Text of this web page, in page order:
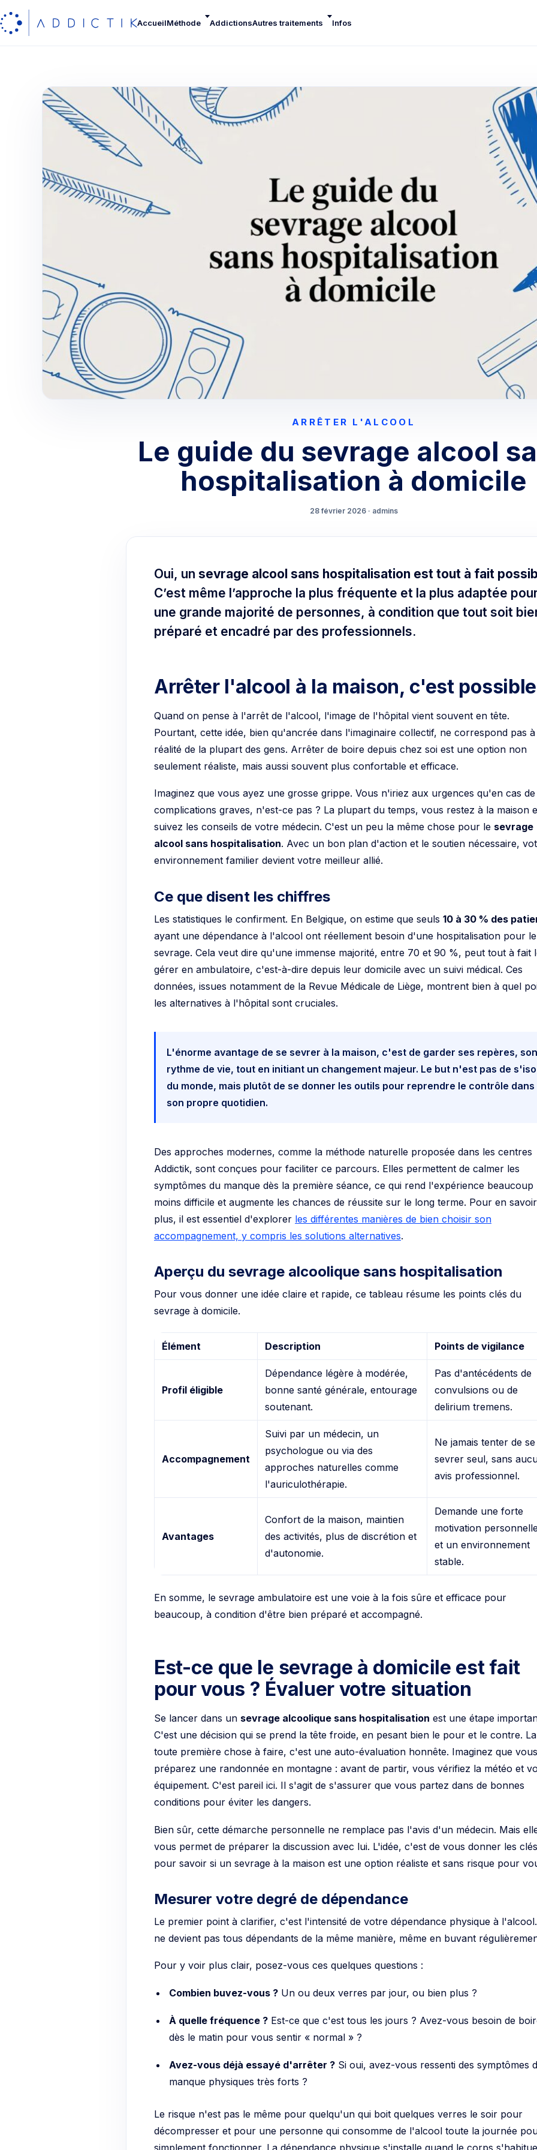
AccueilMéthode AddictionsAutres traitements Infos
ARRÊTER L'ALCOOL
Le guide du sevrage alcool
hospitalisation à domicile
28 février 2026 · admins
Oui, un sevrage alcool sans hospitalisation est tout à fait
C’est même l’approche la plus fréquente et la plus adaptée
une grande majorité de personnes, à condition que tout soit
préparé et encadré par des professionnels.
Arrêter l'alcool à la maison, c'est
Quand on pense à l'arrêt de l'alcool, l'image de l'hôpital vient souvent en tête.
Pourtant, cette idée, bien qu'ancrée dans l'imaginaire collectif, ne correspond pas
réalité de la plupart des gens. Arrêter de boire depuis chez soi est une option non
seulement réaliste, mais aussi souvent plus confortable et efficace.
Imaginez que vous ayez une grosse grippe. Vous n'iriez aux urgences qu'en cas de
complications graves, n'est-ce pas ? La plupart du temps, vous restez à la maison
suivez les conseils de votre médecin. C'est un peu la même chose pour le sevrage
alcool sans hospitalisation. Avec un bon plan d'action et le soutien nécessaire,
environnement familier devient votre meilleur allié.
Ce que disent les chiffres
Les statistiques le confirment. En Belgique, on estime que seuls 10 à 30 % des
ayant une dépendance à l'alcool ont réellement besoin d'une hospitalisation pour
sevrage. Cela veut dire qu'une immense majorité, entre 70 et 90 %, peut tout à fait
gérer en ambulatoire, c'est-à-dire depuis leur domicile avec un suivi médical. Ces
données, issues notamment de la Revue Médicale de Liège, montrent bien à quel
les alternatives à l'hôpital sont cruciales.
L'énorme avantage de se sevrer à la maison, c'est de garder ses repères, son
rythme de vie, tout en initiant un changement majeur. Le but n'est pas de
du monde, mais plutôt de se donner les outils pour reprendre le contrôle dans
son propre quotidien.
Des approches modernes, comme la méthode naturelle proposée dans les centres
Addictik, sont conçues pour faciliter ce parcours. Elles permettent de calmer les
symptômes du manque dès la première séance, ce qui rend l'expérience beaucoup
moins difficile et augmente les chances de réussite sur le long terme. Pour en savoir
plus, il est essentiel d'explorer les différentes manières de bien choisir son
accompagnement, y compris les solutions alternatives.
Aperçu du sevrage alcoolique sans hospitalisation
Pour vous donner une idée claire et rapide, ce tableau résume les points clés du
sevrage à domicile.
Élément Description Points de vigilance
Profil éligible
Dépendance légère à modérée,
bonne santé générale, entourage
soutenant.
Pas d'antécédents de
convulsions ou de
delirium tremens.
Accompagnement
Suivi par un médecin, un
psychologue ou via des
approches naturelles comme
l'auriculothérapie.
Ne jamais tenter de se
sevrer seul, sans
avis professionnel.
Avantages
Confort de la maison, maintien
des activités, plus de discrétion et
d'autonomie.
Demande une forte
motivation
et un environnement
stable.
En somme, le sevrage ambulatoire est une voie à la fois sûre et efficace pour
beaucoup, à condition d'être bien préparé et accompagné.
Est-ce que le sevrage à domicile est fait
pour vous ? Évaluer votre situation
Se lancer dans un sevrage alcoolique sans hospitalisation est une étape
C'est une décision qui se prend la tête froide, en pesant bien le pour et le contre. La
toute première chose à faire, c'est une auto-évaluation honnête. Imaginez que vous
préparez une randonnée en montagne : avant de partir, vous vérifiez la météo et
équipement. C'est pareil ici. Il s'agit de s'assurer que vous partez dans de bonnes
conditions pour éviter les dangers.
Bien sûr, cette démarche personnelle ne remplace pas l'avis d'un médecin. Mais
vous permet de préparer la discussion avec lui. L'idée, c'est de vous donner les clés
pour savoir si un sevrage à la maison est une option réaliste et sans risque pour
Mesurer votre degré de dépendance
Le premier point à clarifier, c'est l'intensité de votre dépendance physique à
ne devient pas tous dépendants de la même manière, même en buvant
Pour y voir plus clair, posez-vous ces quelques questions :
Combien buvez-vous ?Un ou deux verres par jour, ou bien plus ?
À quelle fréquence ?Est-ce que c'est tous les jours ? Avez-vous besoin de
dès le matin pour vous sentir « normal » ?
Avez-vous déjà essayé d'arrêter ?Si oui, avez-vous ressenti des symptômes
manque physiques très forts ?
Le risque n'est pas le même pour quelqu'un qui boit quelques verres le soir pour
décompresser et pour une personne qui consomme de l'alcool toute la journée
simplement fonctionner. La dépendance physique s'installe quand le corps